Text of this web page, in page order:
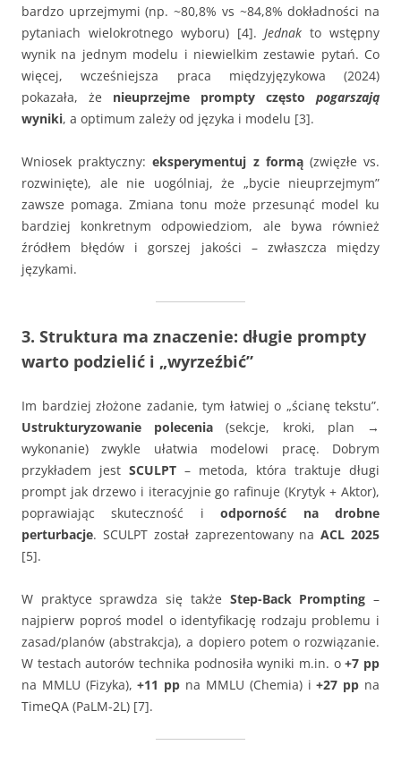
bardzo uprzejmymi (np. ~80,8% vs ~84,8% dokładności na
pytaniach wielokrotnego wyboru) [4].Jednak to wstępny
wynik na jednym modelu i niewielkim zestawie pytań. Co
więcej, wcześniejsza praca międzyjęzykowa (2024)
pokazała, że nieuprzejme prompty często pogarszają
wyniki, a optimum zależy od języka i modelu [3].
Wniosek praktyczny:eksperymentuj z formą(zwięzłe vs.
rozwinięte), ale nie uogólniaj, że „bycie nieuprzejmym”
zawsze pomaga. Zmiana tonu może przesunąć model ku
bardziej konkretnym odpowiedziom, ale bywa również
źródłem błędów i gorszej jakości – zwłaszcza między
językami.
3. Struktura ma znaczenie: długie prompty
warto podzielić i „wyrzeźbić”
Im bardziej złożone zadanie, tym łatwiej o „ścianę tekstu”.
Ustrukturyzowanie polecenia (sekcje, kroki, plan →
wykonanie) zwykle ułatwia modelowi pracę. Dobrym
przykładem jest SCULPT – metoda, która traktuje długi
prompt jak drzewo i iteracyjnie go rafinuje (Krytyk + Aktor),
poprawiając skuteczność iodporność na drobne
perturbacje. SCULPT został zaprezentowany naACL 2025
[5].
W praktyce sprawdza się także Step-Back Prompting –
najpierw poproś model o identyfikację rodzaju problemu i
zasad/planów (abstrakcja), a dopiero potem o rozwiązanie.
W testach autorów technika podnosiła wyniki m.in. o+7 pp
na MMLU (Fizyka),+11 pp na MMLU (Chemia) i+27 pp na
TimeQA (PaLM-2L) [7].